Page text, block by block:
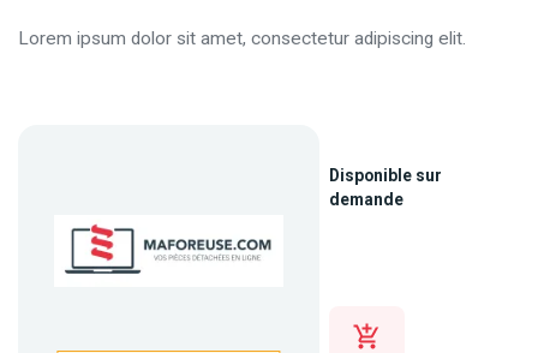
Lorem ipsum dolor sit amet, consectetur adipiscing elit.
Disponible sur
demande